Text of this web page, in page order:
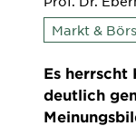
Markt &
Es
deutlich